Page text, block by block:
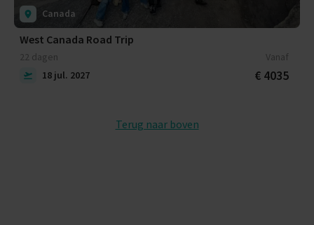
Canada
West Canada Road Trip
22 dagen
Vanaf
18 jul. 2027
€ 4035
Terug naar boven